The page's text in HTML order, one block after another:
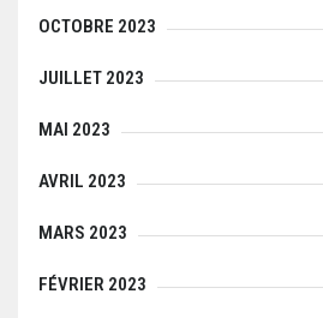
OCTOBRE 2023
JUILLET 2023
MAI 2023
AVRIL 2023
MARS 2023
FÉVRIER 2023